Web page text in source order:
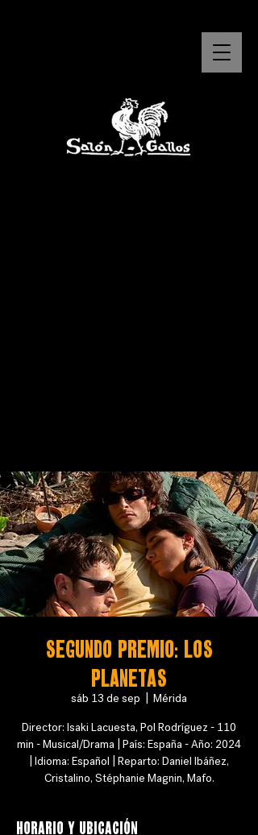
Segundo Premio: Los
Planetas
sáb 13 de sep
Mérida
Director: Isaki Lacuesta, Pol Rodríguez - 110
min - Musical/Drama | País: España - Año: 2024
| Idioma: Español | Reparto: Daniel Ibáñez,
Cristalino, Stéphanie Magnin, Mafo.
Horario y ubicación